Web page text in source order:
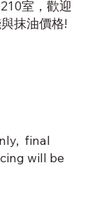
室，歡迎
抹油價格!
final
will be